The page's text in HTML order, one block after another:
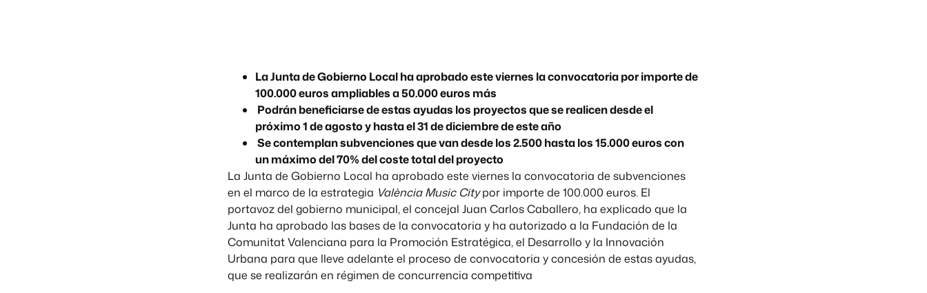
La Junta de Gobierno Local ha aprobado este viernes la convocatoria por importe de
100.000 euros ampliables a 50.000 euros más
Podrán beneficiarse de estas ayudas los proyectos que se realicen desde el
próximo 1 de agosto y hasta el 31 de diciembre de este año
Se contemplan subvenciones que van desde los 2.500 hasta los 15.000 euros con
un máximo del 70% del coste total del proyecto
La Junta de Gobierno Local ha aprobado este viernes la convocatoria de subvenciones
en el marco de la estrategia València Music Citypor importe de 100.000 euros. El
portavoz del gobierno municipal, el concejal Juan Carlos Caballero, ha explicado que la
Junta ha aprobado las bases de la convocatoria y ha autorizado a la Fundación de la
Comunitat Valenciana para la Promoción Estratégica, el Desarrollo y la Innovación
Urbana para que lleve adelante el proceso de convocatoria y concesión de estas ayudas,
que se realizarán en régimen de concurrencia competitiva